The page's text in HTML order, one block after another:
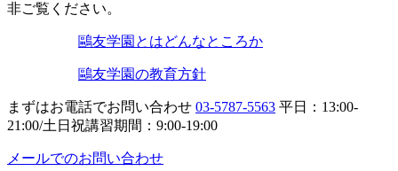
非ご覧ください。
鷗友学園とはどんなところか
鷗友学園の教育方針
まずはお電話でお問い合わせ 03-5787-5563 平日：13:00-
21:00/土日祝講習期間：9:00-19:00
メールでのお問い合わせ